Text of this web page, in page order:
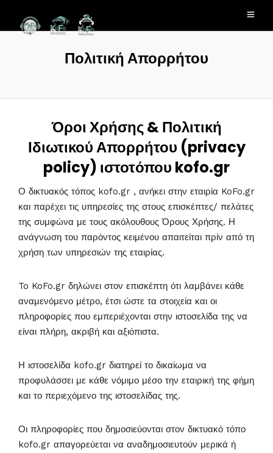
Πολιτική Απορρήτου
Όροι Χρήσης & Πολιτική
Ιδιωτικού Απορρήτου (privacy
policy) ιστοτόπου kofo.gr
Ο δικτυακός τόπος kofo.gr , ανήκει στην εταιρία KoFo.gr
και παρέχει τις υπηρεσίες της στους επισκέπτες/ πελάτες
της συμφώνα με τους ακόλουθους Όρους Χρήσης. Η
ανάγνωση του παρόντος κειμένου απαιτείται πρίν από τη
χρήση των υπηρεσιών της εταιρίας.
To KoFo.gr δηλώνει στον επισκέπτη ότι λαμβάνει κάθε
αναμενόμενο μέτρο, έτσι ώστε τα στοιχεία και οι
πληροφορίες που εμπεριέχονται στην ιστοσελίδα της να
είναι πλήρη, ακριβή και αξιόπιστα.
Η ιστοσελίδα kofo.gr διατηρεί το δικαίωμα να
προφυλάσσει με κάθε νόμιμο μέσο την εταιρική της φήμη
και το περιεχόμενο της ιστοσελίδας της.
Οι πληροφορίες που δημοσιεύονται στον δικτυακό τόπο
kofo.gr απαγορεύεται να αναδημοσιευτούν μερικά ή